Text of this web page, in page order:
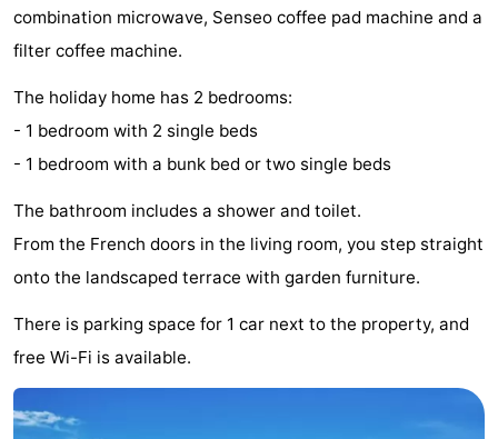
Spielplätze
Experiences
Wellness-
&
Städte
Natur
Sport
Schwimmbader
-
Radfahren
-
Reiten
-
combination microwave, Senseo coffee pad machine and a
filter coffee machine.
The holiday home has 2 bedrooms:
- 1 bedroom with 2 single beds
- 1 bedroom with a bunk bed or two single beds
The bathroom includes a shower and toilet.
From the French doors in the living room, you step straight
onto the landscaped terrace with garden furniture.
There is parking space for 1 car next to the property, and
free Wi-Fi is available.